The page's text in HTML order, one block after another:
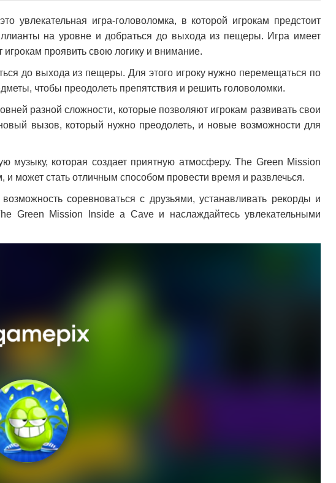
игра-головоломка, в которой игрокам предстоит
на уровне и добраться до выхода из пещеры. Игра имеет
проявить свою логику и внимание.
до выхода из пещеры. Для этого игроку нужно перемещаться по
чтобы преодолеть препятствия и решить головоломки.
разной сложности, которые позволяют игрокам развивать свои
вызов, который нужно преодолеть, и новые возможности для
музыку, которая создает приятную атмосферу. The Green Mission
и может стать отличным способом провести время и развлечься.
соревноваться с друзьями, устанавливать рекорды и
Green Mission Inside a Cave и наслаждайтесь увлекательными